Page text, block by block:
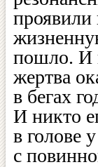
проявили
пошло. И
жертва
в бегах
И никто
в голове
с